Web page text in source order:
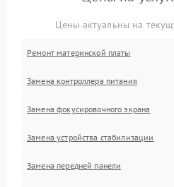
Цены актуальны на
Ремонт материнской платы
Замена контроллера питания
Замена фокусировочного экрана
Замена устройства стабилизации
Замена передней панели